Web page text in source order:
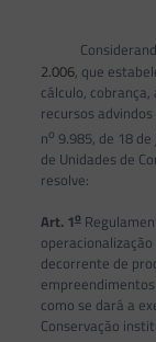
2.006, que
cálculo,
recursos
no 9.985, de 18
de Unidades de
resolve:
Art. 1o
decorrente de
como se dará a
Conservação